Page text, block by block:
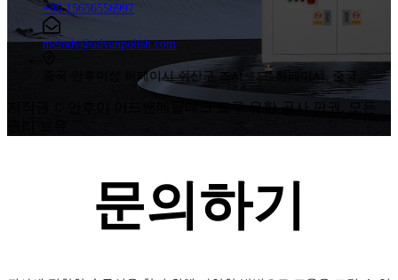
+86 15656556997
melody@advanpolish.com
중국 안후이성 허페이시 쉬산구 즈시로드, 허페이시, 중국
저작권 © 안후이 어드밴메탈테크 도구 유한 공사 판권. 모든
문의하기